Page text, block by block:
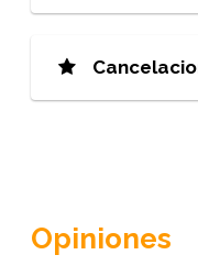
Opiniones